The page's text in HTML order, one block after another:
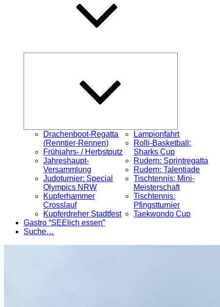
Drachenboot-Regatta
(Renntier-Rennen)
Frühjahrs- / Herbstputz
Jahreshaupt-
Versammlung
Judoturnier: Special
Olympics NRW
Kupferhammer
Crosslauf
Kupferdreher Stadtfest
Lampionfahrt
Rolli-Basketball:
Sharks Cup
Rudern: Sprintregatta
Rudern: Talentiade
Tischtennis: Mini-
Meisterschaft
Tischtennis:
Pfingstturnier
Taekwondo Cup
Gastro “SEElich essen”
Suche…